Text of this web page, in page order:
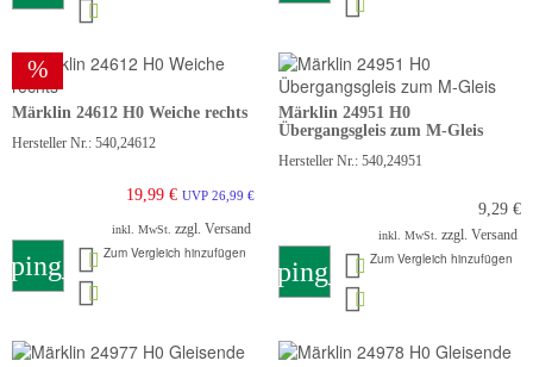
%
Märklin 24612 H0 Weiche rechts
Hersteller Nr.: 540,24612
19,99 € UVP 26,99 €
inkl. MwSt. zzgl. Versand
Zum Vergleich hinzufügen
Märklin 24951 H0
Übergangsgleis zum M-Gleis
Hersteller Nr.: 540,24951
9,29 €
inkl. MwSt. zzgl. Versand
shopping_cartZum Vergleich hinzufügen